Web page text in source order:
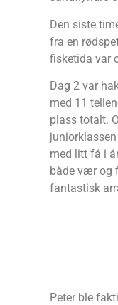
Den siste
fra en
fisketida var
Dag 2 var
med 11
plass totalt.
med litt få i
både vær og
fantastisk
Peter ble